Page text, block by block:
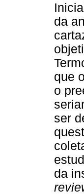
da
que
o
ser
da